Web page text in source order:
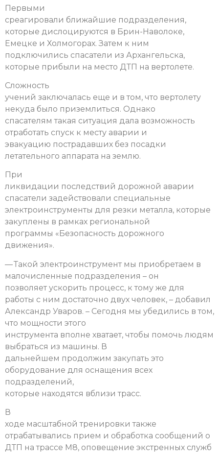
Первыми
среагировали ближайшие подразделения,
которые дислоцируются в Брин-Наволоке,
Емецке и Холмогорах. Затем к ним
подключились спасатели из Архангельска,
которые прибыли на место ДТП на вертолете.
Сложность
учений заключалась еще и в том, что вертолету
некуда было приземлиться. Однако
спасателям такая ситуация дала возможность
отработать спуск к месту аварии и
эвакуацию пострадавших без посадки
летательного аппарата на землю.
При
ликвидации последствий дорожной аварии
спасатели задействовали специальные
электроинструменты для резки металла, которые
закуплены в рамках региональной
программы «Безопасность дорожного
движения».
— Такой электроинструмент мы приобретаем в
малочисленные подразделения – он
позволяет ускорить процесс, к тому же для
работы с ним достаточно двух человек, – добавил
Александр Уваров. – Сегодня мы убедились в том,
что мощности этого
инструмента вполне хватает, чтобы помочь людям
выбраться из машины. В
дальнейшем продолжим закупать это
оборудование для оснащения всех
подразделений,
которые находятся вблизи трасс.
В
ходе масштабной тренировки также
отрабатывались прием и обработка сообщений о
ДТП на трассе М8, оповещение экстренных служб